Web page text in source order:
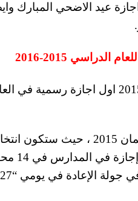
عيد الاضحي المبارك
2015-2016
وسيكون يوم الثلاثاء 6 اكتوبر
اما بالنسبة لأيام انتخابات
يومي
في يومي “27 و28” من الشهر نفسه.